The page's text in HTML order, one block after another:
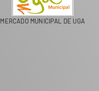
MERCADO MUNICIPAL DE UGA